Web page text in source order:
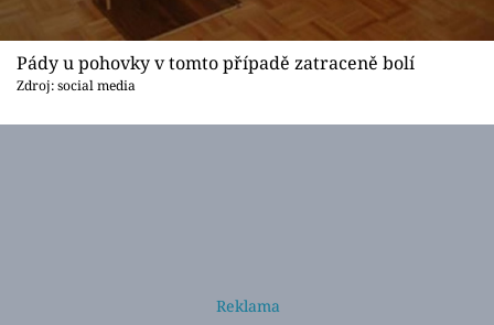
Pády u pohovky v tomto případě zatraceně bolí
Zdroj: social media